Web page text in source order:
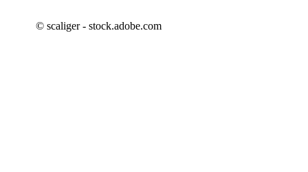
© scaliger - stock.adobe.com